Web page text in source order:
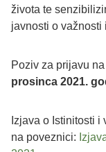
života te
javnosti o važnosti
Poziv za prijavu
prosinca 2021.
Izjava o Istinitosti
na poveznici: